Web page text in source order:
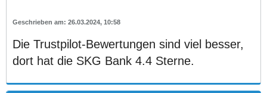
26.03.2024, 10:58
Die Trustpilot-Bewertungen sind viel besser,
dort hat die SKG Bank 4.4 Sterne.